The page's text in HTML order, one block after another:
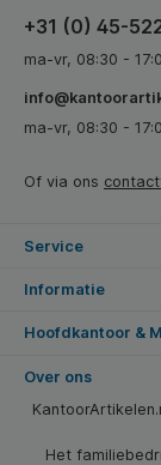
+31 (0) 45-
ma-vr, 08:30 -
ma-vr, 08:30 -
Of via ons
Service
Informatie
Hoofdkantoor &
Over ons
Het